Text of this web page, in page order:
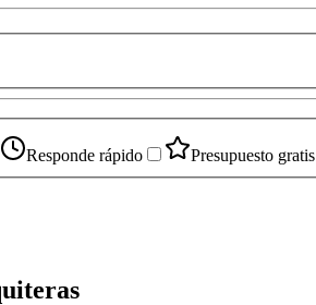
Responde rápido Presupuesto gratis